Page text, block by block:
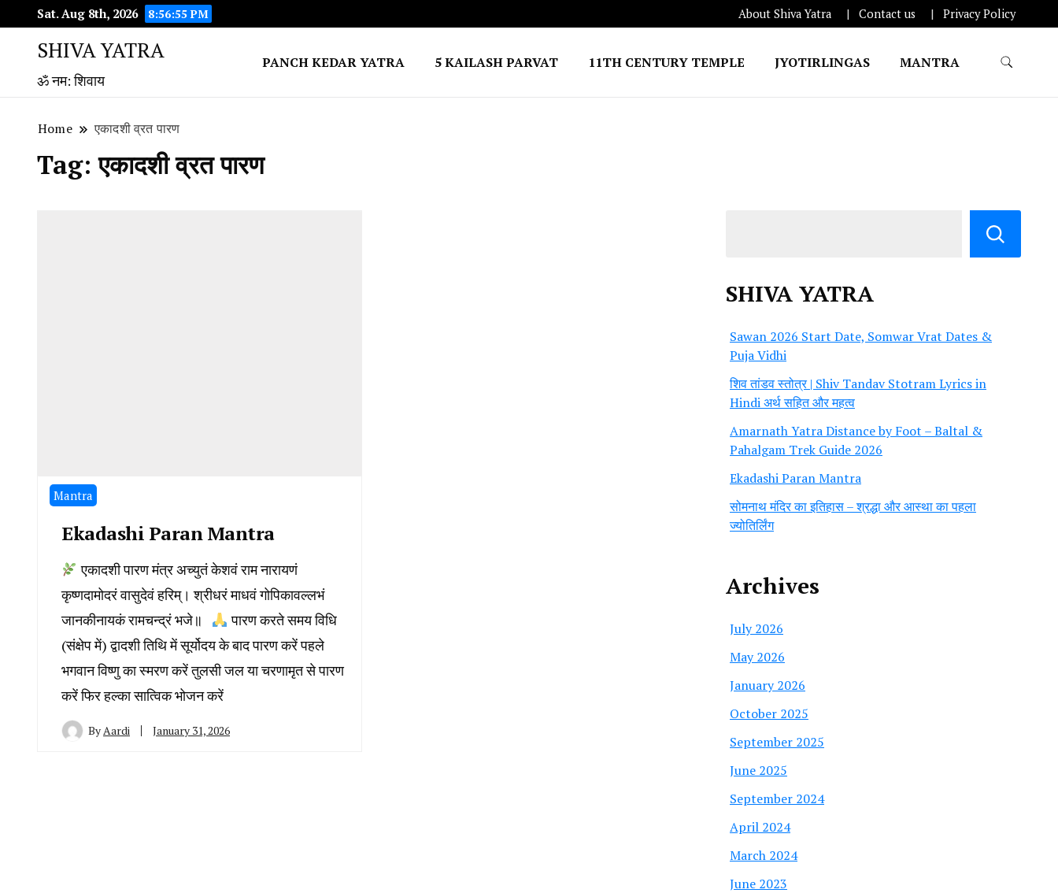
Sat. Aug 8th, 2026 8:56:56 PM About Shiva Yatra Contact us Privacy Policy
SHIVA YATRA
ॐ नम: शिवाय
PANCH KEDAR YATRA 5 KAILASH PARVAT 11TH CENTURY TEMPLE JYOTIRLINGAS MANTRA
Home एकादशी व्रत पारण
Tag:एकादशी व्रत पारण
Mantra
Ekadashi Paran Mantra
एकादशी पारण मंत्र अच्युतं केशवं राम नारायणं
कृष्णदामोदरं वासुदेवं हरिम्। श्रीधरं माधवं गोपिकावल्लभं
जानकीनायकं रामचन्द्रं भजे॥
पारण करते समय विधि
(संक्षेप में) द्वादशी तिथि में सूर्योदय के बाद पारण करें पहले
भगवान विष्णु का स्मरण करें तुलसी जल या चरणामृत से पारण
करें फिर हल्का सात्विक भोजन करें
ByAardi January 31, 2026
SHIVA YATRA
Sawan 2026 Start Date, Somwar Vrat Dates &
Puja Vidhi
शिव तांडव स्तोत्र | Shiv Tandav Stotram Lyrics in
Hindi अर्थ सहित और महत्व
Amarnath Yatra Distance by Foot – Baltal &
Pahalgam Trek Guide 2026
Ekadashi Paran Mantra
सोमनाथ मंदिर का इतिहास – श्रद्धा और आस्था का पहला
ज्योतिर्लिंग
Archives
July 2026
May 2026
January 2026
October 2025
September 2025
June 2025
September 2024
April 2024
March 2024
June 2023